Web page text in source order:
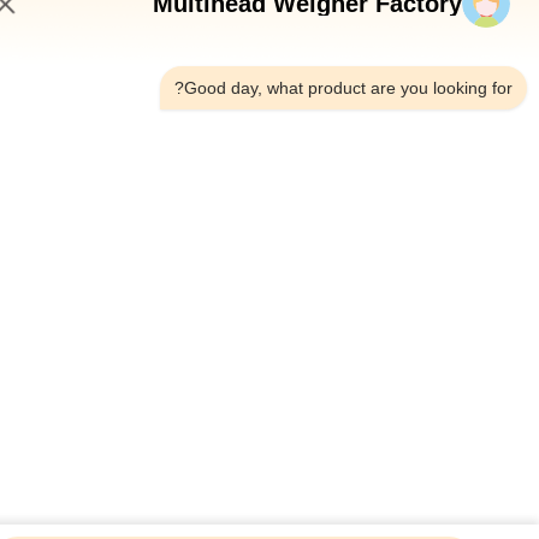
Good day, what product are you looking